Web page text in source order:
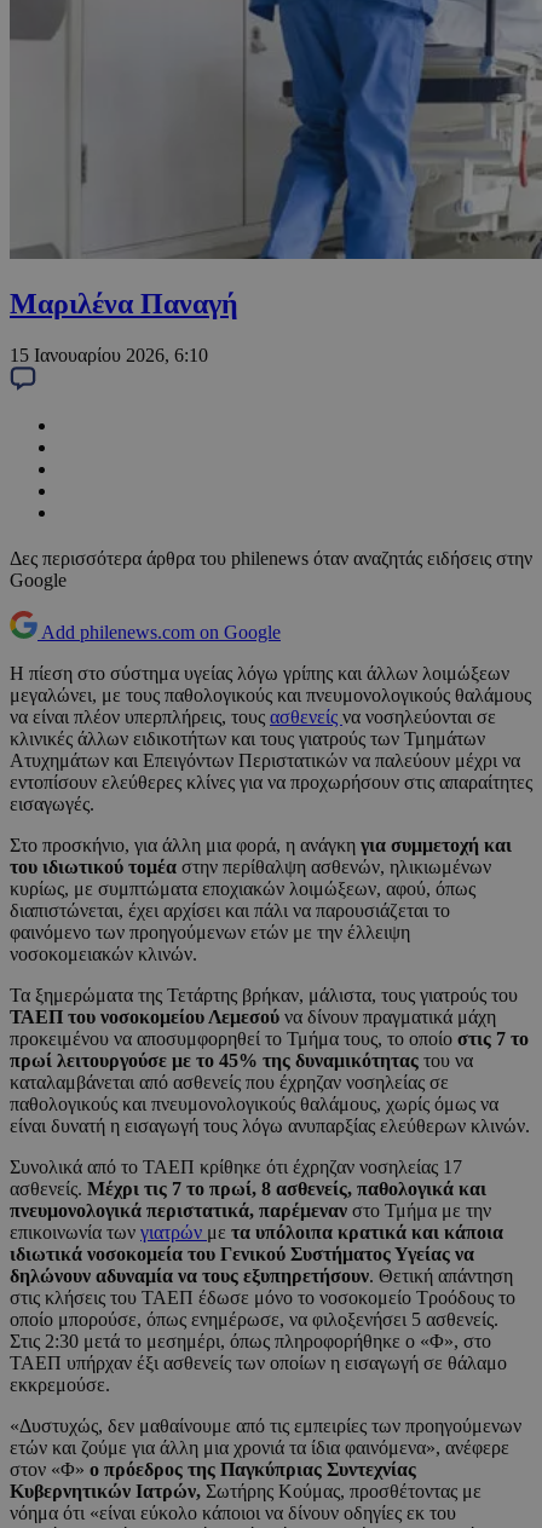
Μαριλένα Παναγή
15 Ιανουαρίου 2026, 6:10
Δες περισσότερα άρθρα του philenews όταν αναζητάς ειδήσεις στην
Google
Add philenews.com on Google
Η πίεση στο σύστημα υγείας λόγω γρίπης και άλλων λοιμώξεων
μεγαλώνει, με τους παθολογικούς και πνευμονολογικούς θαλάμους
να είναι πλέον υπερπλήρεις, τους ασθενείς να νοσηλεύονται σε
κλινικές άλλων ειδικοτήτων και τους γιατρούς των Τμημάτων
Ατυχημάτων και Επειγόντων Περιστατικών να παλεύουν μέχρι να
εντοπίσουν ελεύθερες κλίνες για να προχωρήσουν στις απαραίτητες
εισαγωγές.
Στο προσκήνιο, για άλλη μια φορά, η ανάγκη για συμμετοχή και
του ιδιωτικού τομέα στην περίθαλψη ασθενών, ηλικιωμένων
κυρίως, με συμπτώματα εποχιακών λοιμώξεων, αφού, όπως
διαπιστώνεται, έχει αρχίσει και πάλι να παρουσιάζεται το
φαινόμενο των προηγούμενων ετών με την έλλειψη
νοσοκομειακών κλινών.
Τα ξημερώματα της Τετάρτης βρήκαν, μάλιστα, τους γιατρούς του
ΤΑΕΠ του νοσοκομείου Λεμεσού να δίνουν πραγματικά μάχη
προκειμένου να αποσυμφορηθεί το Τμήμα τους, το οποίο στις 7 το
πρωί λειτουργούσε με το 45% της δυναμικότητας του να
καταλαμβάνεται από ασθενείς που έχρηζαν νοσηλείας σε
παθολογικούς και πνευμονολογικούς θαλάμους, χωρίς όμως να
είναι δυνατή η εισαγωγή τους λόγω ανυπαρξίας ελεύθερων κλινών.
Συνολικά από το ΤΑΕΠ κρίθηκε ότι έχρηζαν νοσηλείας 17
ασθενείς. Μέχρι τις 7 το πρωί, 8 ασθενείς, παθολογικά και
πνευμονολογικά περιστατικά, παρέμεναν στο Τμήμα με την
επικοινωνία των γιατρών με τα υπόλοιπα κρατικά και κάποια
ιδιωτικά νοσοκομεία του Γενικού Συστήματος Υγείας να
δηλώνουν αδυναμία να τους εξυπηρετήσουν. Θετική απάντηση
στις κλήσεις του ΤΑΕΠ έδωσε μόνο το νοσοκομείο Τροόδους το
οποίο μπορούσε, όπως ενημέρωσε, να φιλοξενήσει 5 ασθενείς.
Στις 2:30 μετά το μεσημέρι, όπως πληροφορήθηκε ο «Φ», στο
ΤΑΕΠ υπήρχαν έξι ασθενείς των οποίων η εισαγωγή σε θάλαμο
εκκρεμούσε.
«Δυστυχώς, δεν μαθαίνουμε από τις εμπειρίες των προηγούμενων
ετών και ζούμε για άλλη μια χρονιά τα ίδια φαινόμενα», ανέφερε
στον «Φ» ο πρόεδρος της Παγκύπριας Συντεχνίας
Κυβερνητικών Ιατρών, Σωτήρης Κούμας, προσθέτοντας με
νόημα ότι «είναι εύκολο κάποιοι να δίνουν οδηγίες εκ του